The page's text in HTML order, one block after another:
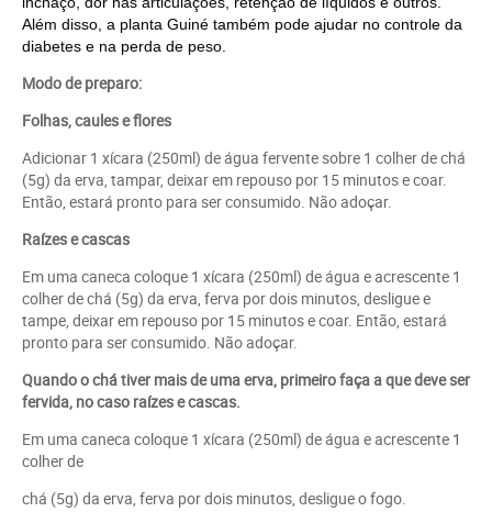
Além disso, a planta Guiné também pode ajudar no controle da
diabetes e na perda de peso.
Modo de preparo:
Folhas, caules e flores
Adicionar 1 xícara (250ml) de água fervente sobre 1 colher de chá
(5g) da erva, tampar, deixar em repouso por 15 minutos e coar.
Então, estará pronto para ser consumido. Não adoçar.
Raízes e cascas
Em uma caneca coloque 1 xícara (250ml) de água e acrescente 1
colher de chá (5g) da erva, ferva por dois minutos, desligue e
tampe, deixar em repouso por 15 minutos e coar. Então, estará
pronto para ser consumido. Não adoçar.
Quando o chá tiver mais de uma erva, primeiro faça a que deve ser
fervida, no caso raízes e cascas.
Em uma caneca coloque 1 xícara (250ml) de água e acrescente 1
colher de
chá (5g) da erva, ferva por dois minutos, desligue o fogo.